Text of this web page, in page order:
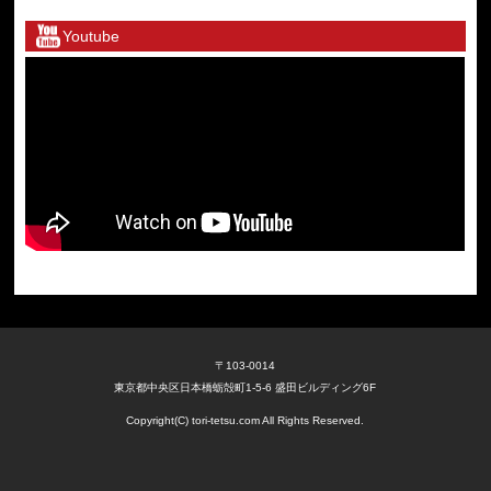
Youtube
〒103-0014
東京都中央区日本橋蛎殻町1-5-6 盛田ビルディング6F
Copyright(C) tori-tetsu.com All Rights Reserved.